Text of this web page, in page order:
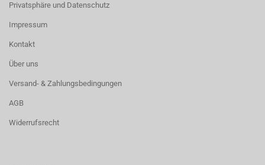
Privatsphäre und Datenschutz
Impressum
Kontakt
Über uns
Versand- & Zahlungsbedingungen
AGB
Widerrufsrecht